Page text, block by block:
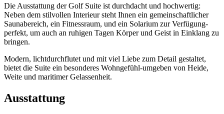
Die Ausstattung der Golf Suite ist durchdacht und hochwertig:
Neben dem stilvollen Interieur steht Ihnen ein gemeinschaftlicher
Saunabereich, ein Fitnessraum, und ein Solarium zur Verfügung-
perfekt, um auch an ruhigen Tagen Körper und Geist in Einklang zu
bringen.
Modern, lichtdurchflutet und mit viel Liebe zum Detail gestaltet,
bietet die Suite ein besonderes Wohngefühl-umgeben von Heide,
Weite und maritimer Gelassenheit.
Ausstattung